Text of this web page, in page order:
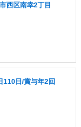
西区南幸2丁目
110日/賞与年2回